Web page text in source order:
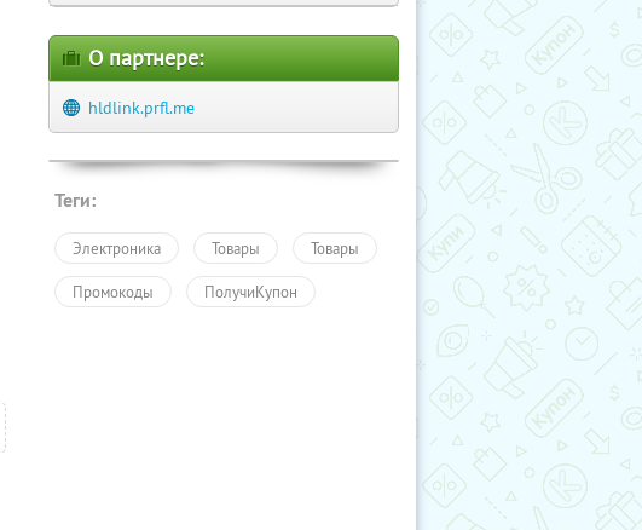
О партнере:
hldlink.prfl.me
Теги:
Электроника Товары Товары
Промокоды ПолучиКупон